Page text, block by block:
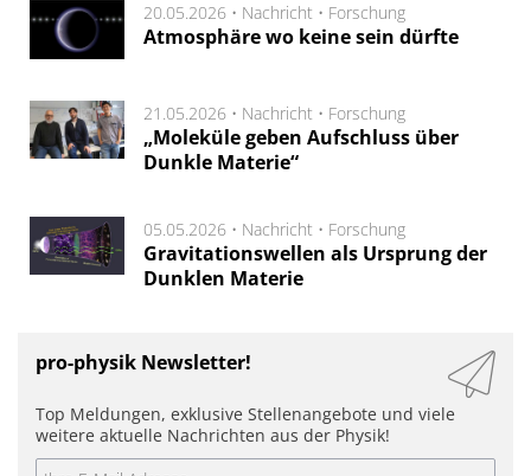
20.05.2026 • Nachricht • Forschung
Atmosphäre wo keine sein dürfte
21.05.2026 • Nachricht • Forschung
„Moleküle geben Aufschluss über
Dunkle Materie“
05.05.2026 • Nachricht • Forschung
Gravitationswellen als Ursprung der
Dunklen Materie
pro-physik Newsletter!
Top Meldungen, exklusive Stellenangebote und viele
weitere aktuelle Nachrichten aus der Physik!